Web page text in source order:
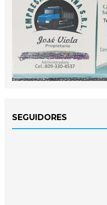
SEGUIDORES